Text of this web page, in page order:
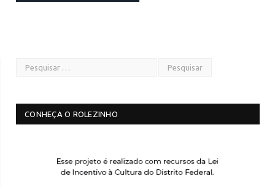
CONHEÇA O ROLEZINHO